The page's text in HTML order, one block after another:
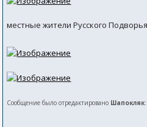
местные жители Русского Подворья
Сообщение было отредактировано Шапокляк